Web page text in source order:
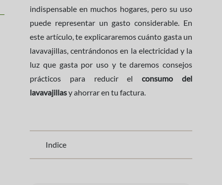
indispensable en muchos hogares, pero su uso
puede representar un gasto considerable. En
este artículo, te explicararemos cuánto gasta un
lavavajillas, centrándonos en la electricidad y la
luz que gasta por uso y te daremos consejos
prácticos para reducir elconsumo del
lavavajillasy ahorrar en tu factura.
Indice